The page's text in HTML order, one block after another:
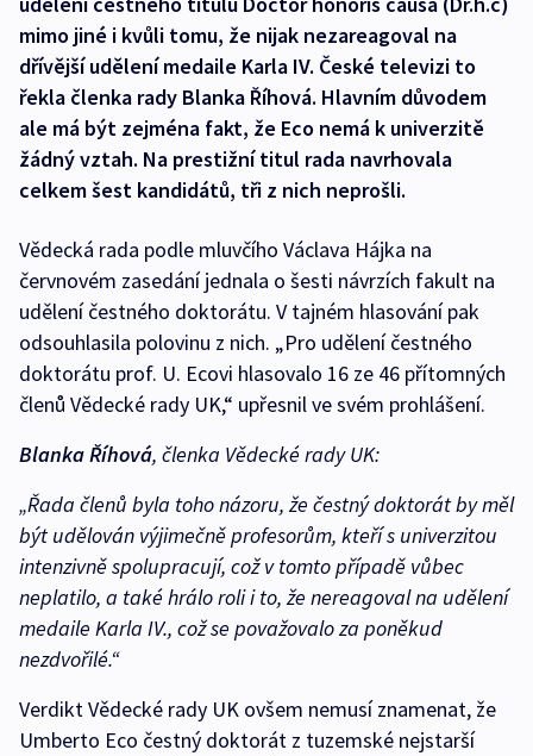
mimo jiné i kvůli tomu, že nijak nezareagoval na
dřívější udělení medaile Karla IV. České televizi to
řekla členka rady Blanka Říhová. Hlavním důvodem
ale má být zejména fakt, že Eco nemá k univerzitě
žádný vztah. Na prestižní titul rada navrhovala
celkem šest kandidátů, tři z nich neprošli.
Vědecká rada podle mluvčího Václava Hájka na
červnovém zasedání jednala o šesti návrzích fakult na
udělení čestného doktorátu. V tajném hlasování pak
odsouhlasila polovinu z nich. „Pro udělení čestného
doktorátu prof. U. Ecovi hlasovalo 16 ze 46 přítomných
členů Vědecké rady UK,“ upřesnil ve svém prohlášení.
Blanka Říhová, členka Vědecké rady UK:
„Řada členů byla toho názoru, že čestný doktorát by měl
být udělován výjimečně profesorům, kteří s univerzitou
intenzivně spolupracují, což v tomto případě vůbec
neplatilo, a také hrálo roli i to, že nereagoval na udělení
medaile Karla IV., což se považovalo za poněkud
nezdvořilé.“
Verdikt Vědecké rady UK ovšem nemusí znamenat, že
Umberto Eco čestný doktorát z tuzemské nejstarší